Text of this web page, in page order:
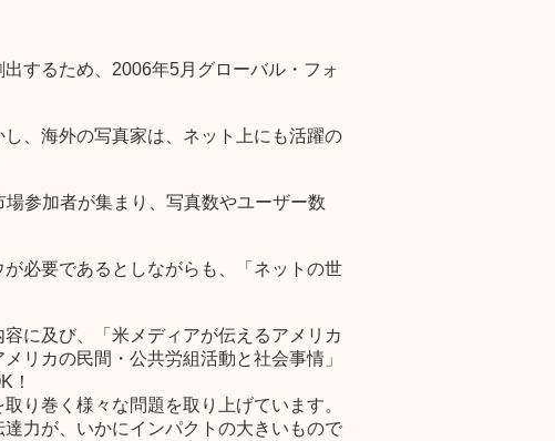
するため、2006年5月グローバル・フォ
、海外の写真家は、ネット上にも活躍の
参加者が集まり、写真数やユーザー数
必要であるとしながらも、「ネットの世
に及び、「米メディアが伝えるアメリカ
リカの民間・公共労組活動と社会事情」
！
り巻く様々な問題を取り上げています。
力が、いかにインパクトの大きいもので